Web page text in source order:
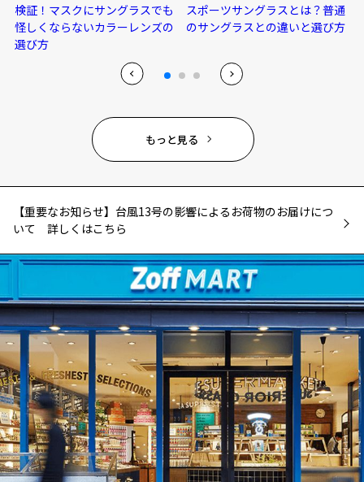
検証！マスクにサングラスでも
怪しくならないカラーレンズの
選び方
スポーツサングラスとは？普通
のサングラスとの違いと選び方
もっと見る
【重要なお知らせ】台風13号の影響によるお荷物のお届けにつ
いて 詳しくはこちら